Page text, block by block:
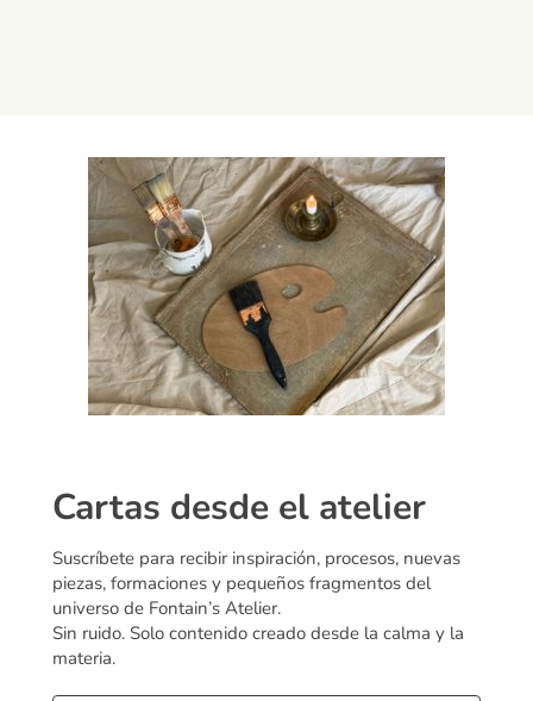
Cartas desde el atelier
Suscríbete para recibir inspiración, procesos, nuevas
piezas, formaciones y pequeños fragmentos del
universo de Fontain’s Atelier.
Sin ruido. Solo contenido creado desde la calma y la
materia.